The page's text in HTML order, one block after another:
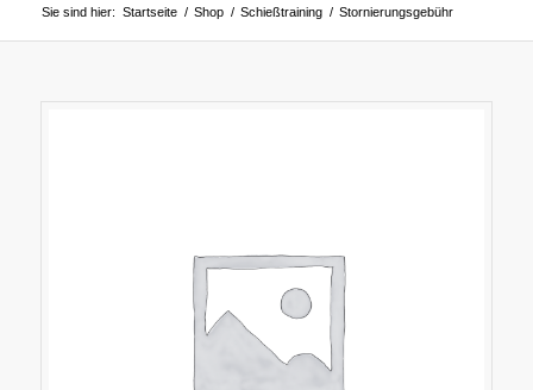
Sie sind hier: Startseite / Shop / Schießtraining / Stornierungsgebühr